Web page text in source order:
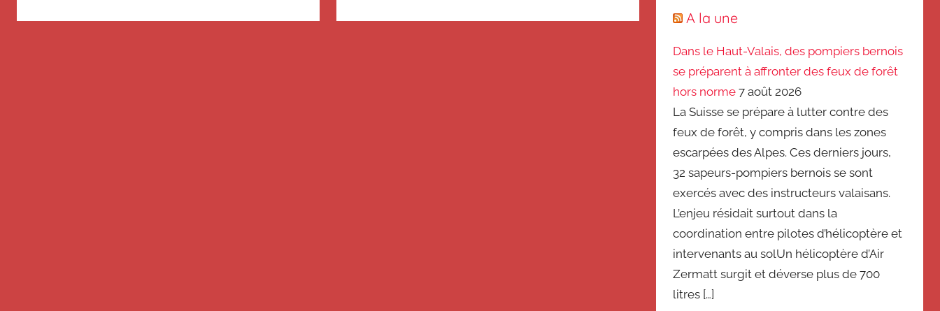
A la une
Dans le Haut-Valais, des pompiers bernois
se préparent à affronter des feux de forêt
hors norme 7 août 2026
La Suisse se prépare à lutter contre des
feux de forêt, y compris dans les zones
escarpées des Alpes. Ces derniers jours,
32 sapeurs-pompiers bernois se sont
exercés avec des instructeurs valaisans.
L’enjeu résidait surtout dans la
coordination entre pilotes d’hélicoptère et
intervenants au solUn hélicoptère d’Air
Zermatt surgit et déverse plus de 700
litres […]